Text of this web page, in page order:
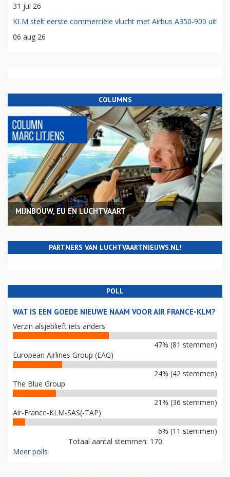
31 jul 26
KLM stelt eerste commerciële vlucht met Airbus A350-900 uit
06 aug 26
COLUMNS
MIJNBOUW, EU EN LUCHTVAART
PARTNERS VAN LUCHTVAARTNIEUWS.NL!
POLL
WAT IS EEN GOEDE NIEUWE NAAM VOOR AIR FRANCE-KLM?
Verzin alsjeblieft iets anders
47% (81 stemmen)
European Airlines Group (EAG)
24% (42 stemmen)
The Blue Group
21% (36 stemmen)
Air-France-KLM-SAS(-TAP)
6% (11 stemmen)
Totaal aantal stemmen: 170
Meer polls